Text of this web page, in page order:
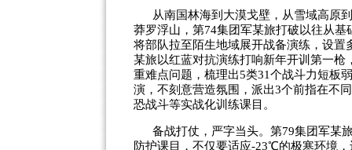
从南国林海到大漠戈壁，从雪域高原
莽罗浮山，第74集团军某旅打破以往从
将部队拉至陌生地域展开战备演练，设
某旅以红蓝对抗演练打响新年开训第一
重难点问题，梳理出5类31个战斗力短板
演，不刻意营造氛围，派出3个前指在不
恐战斗等实战化训练课目。
备战打仗，严字当头。第79集团军某
防护课目，不仅要适应-23℃的极寒环境